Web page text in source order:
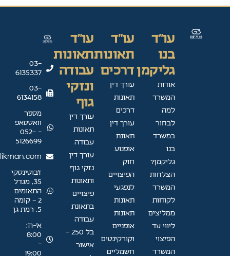
עו"ד
בנו
גליקמן
אודות
המשרד
למה
לבחור
במשרד
בנו
גליקמן?
הצלחות
המשרד
לקוחות
ממליצים
ליווי עד
הפיצוי
המשרד
עו"ד
תאונות
דרכים
עורך דין
תאונות
דרכים
עורך דין
תאונת
אופנוע
חוק
הפיצויים
לנפגעי
תאונות
תאונות
אופניים
וקורקינטים
חשמליים
עו"ד
תאונות
עבודה
ונזקי
גוף
עורך דין
תאונות
עבודה
עורך דין
נזקי גוף
ותאונות
פיצויים
בתאונת
עבודה
בל 250 -
אישור
03-
6135337
03-
6134158
מספר
וואטסאפ
- 052-
5126699
ז'בוטינסקי
35, מגדל
התאומים
2 - קומה
5, רמת גן
א׳–ה׳:
8:00
-
19:00